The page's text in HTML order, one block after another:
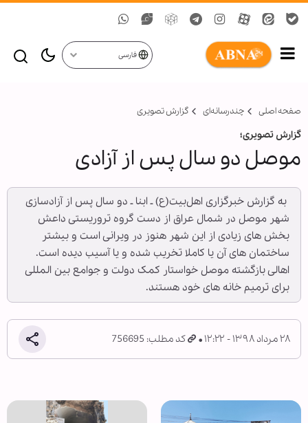
فارسی
صفحه اصلی چندرسانه‌ای گزارش تصويری
گزارش تصویری؛
موصل دو سال پس از آزادی
‌ به گزارش خبرگزاری اهل‌بیت(ع) ـ ابنا ـ دو سال پس از آزادسازی
شهر موصل در شمال عراق از دست گروه تروریستی داعش
بخش های زیادی از این شهر هنوز در ویرانی است و بیشتر
ساختمان های آن یا کاملا تخریب شده و یا آسیب دیده است.
اهالی بازگشته موصل خواستار کمک دولت و جوامع بین المللی
برای ترمیم خانه های خود هستند.
۲۸ مرداد ۱۳۹۸ - ۱۲:۲۲ کد مطلب: 756695